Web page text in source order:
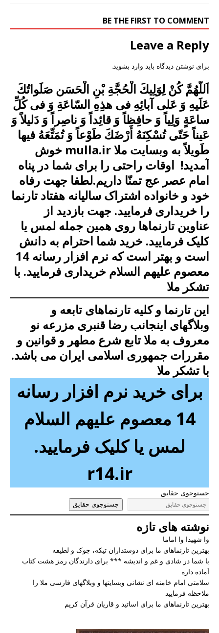
BE THE FIRST TO COMMENT
Leave a Reply
برای نوشتن دیدگاه باید وارد بشوید.
اَللّهُمَّ كُنْ لِوَلِیكَ الْحُجَّةِ بْنِ الْحَسَن صَلَواتُكَ
عَلَیهِ وَ عَلى آبائِهِ فی هذِهِ السّاعَةِ وَ فی كُلِّ
ساعَةٍ وَلِیاً وَ حافِظاً وَ قائِداً وَ ناصِراً وَ دَلیلاً وَ
عَیناً حَتّى تُسْكِنَهُ أَرْضَكَ طَوْعاً وَ تُمَتِّعَهُ فیها
طَویلاً به وبسایت ملا mulla.ir خوش
آمدید! اوقات راحتی را برای شما در پناه
امام عصر عج تمنّا داریم.لطفا جهت رفاه
خود و خانواده اشتراک سالیانه هفتاد تارنما
را خریداری فرمایید. جهت بازدید از
عناوین تارنماها روی همین جمله لمس یا
کلیک فرمایید. خرید شما احترام به دانش
است و بهتر است که
نرم افزار رسانه 14
معصوم علیهم السلام خریداری فرمایید. با
تشکر ملا
این تارنما و کلیه تارنماهای تابعه و
وبلاگهای اینجانب رضا قنبری مزرعه نو
معروف به ملا تابع شرع مطهر و قوانین و
مقررات جمهوری اسلامی ایران می باشد.
با تشکر ملا
برای خرید نرم افزار رسانه
14 معصوم علیهم السلام
لمس یا کلیک فرمایید.
r14.ir
جستوجوی حقایق
جستوجوی حقایق
نوشته های تازه
وا شهیدا وا اماما
بهترین تارنماهای ما برای دوستداران تیکه، جوک و لطیفه
با شما در شادی و غم و اندیشه *** برای دارندگان رمز هشت کتاب
آماده داره
سلامتی امام خامنه ای نشانی وبسایتها و وبلاگهای فارسی ملا را
ملاحظه فرمایید
بهترین تارنماهای ما برای اساتید و قاریان قرآن کریم